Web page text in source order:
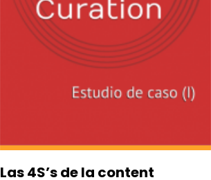
Las 4S’s de la content